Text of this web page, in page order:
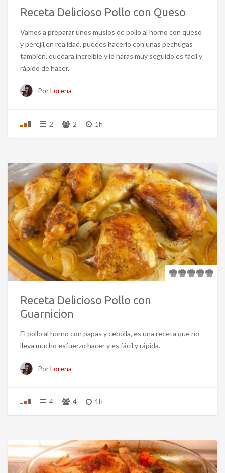
Receta Delicioso Pollo con Queso
Vamos a preparar unos muslos de pollo al horno con queso
y perejil,en realidad, puedes hacerlo con unas pechugas
también, quedara increíble y lo harás muy seguido es fácil y
rápido de hacer.
PorLorena
2 2 1h
Receta Delicioso Pollo con
Guarnicion
El pollo al horno con papas y cebolla, es una receta que no
lleva mucho esfuerzo hacer y es fácil y rápida.
PorLorena
4 4 1h